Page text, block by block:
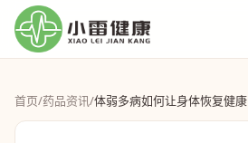
首页/药品资讯/体弱多病如何让身体恢复健康